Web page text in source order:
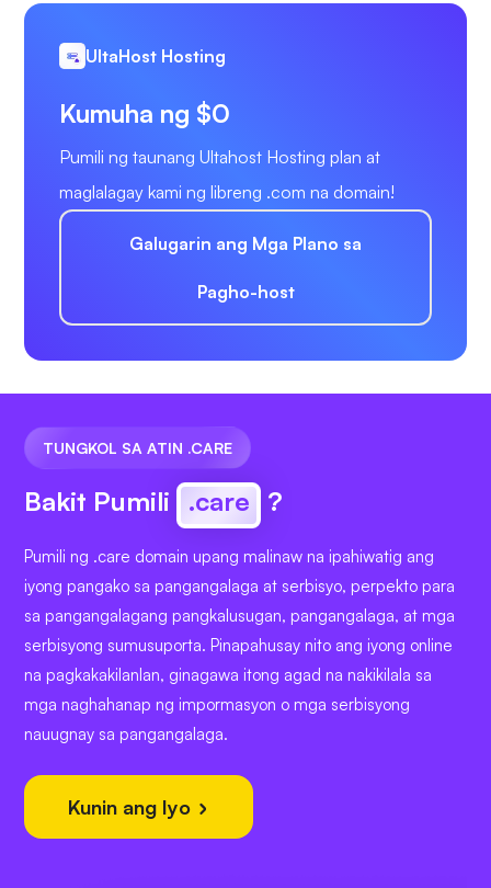
UltaHost Hosting
Kumuha ng $0
Pumili ng taunang Ultahost Hosting plan at
maglalagay kami ng libreng .com na domain!
Galugarin ang Mga Plano sa
Pagho-host
TUNGKOL SA ATIN .CARE
Bakit Pumili .care ?
Pumili ng .care domain upang malinaw na ipahiwatig ang
iyong pangako sa pangangalaga at serbisyo, perpekto para
sa pangangalagang pangkalusugan, pangangalaga, at mga
serbisyong sumusuporta. Pinapahusay nito ang iyong online
na pagkakakilanlan, ginagawa itong agad na nakikilala sa
mga naghahanap ng impormasyon o mga serbisyong
nauugnay sa pangangalaga.
Kunin ang Iyo